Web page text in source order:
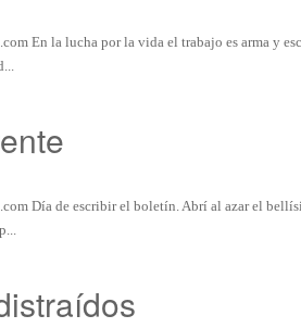
En la lucha por la vida el trabajo es arma y
Día de escribir el boletín. Abrí al azar el